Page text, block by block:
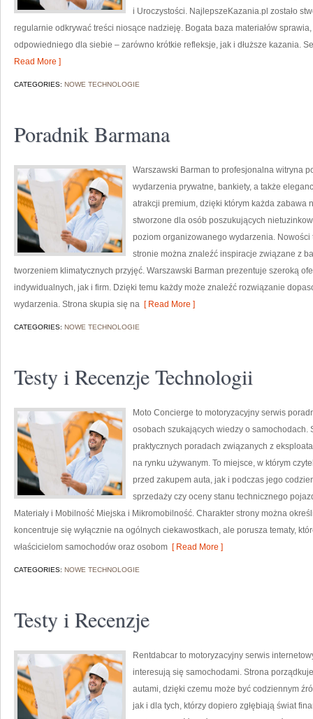
i Uroczystości. NajlepszeKazania.pl zostało
regularnie odkrywać treści niosące nadzieję. Bogata baza materiałów
odpowiedniego dla siebie – zarówno krótkie refleksje, jak i dłuższe kazania.
Read More ]
CATEGORIES: NOWE TECHNOLOGIE
Poradnik Barmana
Warszawski Barman to profesjonalna witryna
wydarzenia prywatne, bankiety, a także
atrakcji premium, dzięki którym każda zabawa
stworzone dla osób poszukujących
poziom organizowanego wydarzenia.
stronie można znaleźć inspiracje związane z
tworzeniem klimatycznych przyjęć. Warszawski Barman prezentuje szeroką
indywidualnych, jak i firm. Dzięki temu każdy może znaleźć rozwiązanie
wydarzenia. Strona skupia się na [ Read More ]
CATEGORIES: NOWE TECHNOLOGIE
Testy i Recenzje Technologii
Moto Concierge to motoryzacyjny serwis
osobach szukających wiedzy o samochodach.
praktycznych poradach związanych z
na rynku używanym. To miejsce, w którym
przed zakupem auta, jak i podczas jego
sprzedaży czy oceny stanu technicznego
Materiały i Mobilność Miejska i Mikromobilność. Charakter strony można
koncentruje się wyłącznie na ogólnych ciekawostkach, ale porusza tematy,
właścicielom samochodów oraz osobom [ Read More ]
CATEGORIES: NOWE TECHNOLOGIE
Testy i Recenzje
Rentdabcar to motoryzacyjny serwis
interesują się samochodami. Strona
autami, dzięki czemu może być codziennym
jak i dla tych, którzy dopiero zgłębiają świat